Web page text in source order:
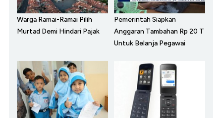
Warga Ramai-Ramai Pilih
Murtad Demi Hindari Pajak
Pemerintah Siapkan
Anggaran Tambahan Rp 20 T
Untuk Belanja Pegawai